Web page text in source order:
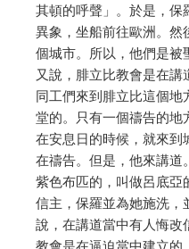
其頓的呼聲」。於是，保
異象，坐船前往歐洲。然
個城市。所以，他們是被
又說，腓立比教會是在
同工們來到腓立比這個
堂的。只有一個禱告的地
在安息日的時候，就來
在禱告。但是，他來講
紫色布匹的，叫做呂底亞
信主，保羅並為她施洗，
說，在講道當中有人悔改